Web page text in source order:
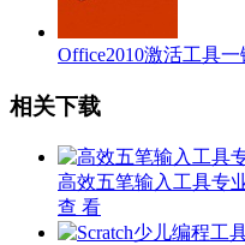
Office2010激活工具
相关下载
高效五笔输入工具专
查 看